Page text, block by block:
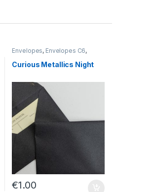
Envelopes, Envelopes C6,
Envelopes sem Impressão
Curious Metallics Night
€1.00